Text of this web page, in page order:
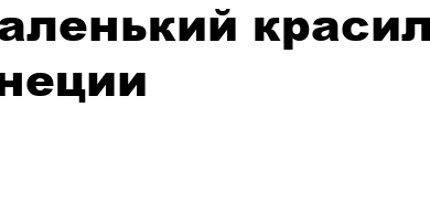
Культура Магия искусства Swiss Афиша